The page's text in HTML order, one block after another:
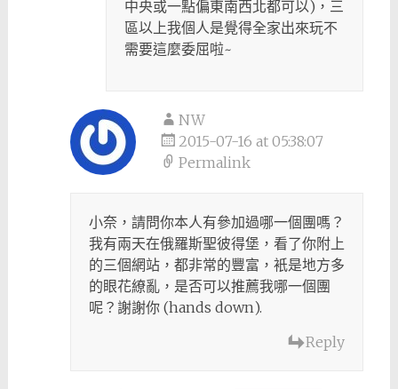
中央或一點偏東南西北都可以)，三
區以上我個人是覺得全家出來玩不
需要這麼委屈啦~
NW
2015-07-16 at 05:38:07
Permalink
小奈，請問你本人有參加過哪一個團嗎？
我有兩天在俄羅斯聖彼得堡，看了你附上
的三個網站，都非常的豐富，衹是地方多
的眼花繚亂，是否可以推薦我哪一個團
呢？謝謝你 (hands down).
Reply